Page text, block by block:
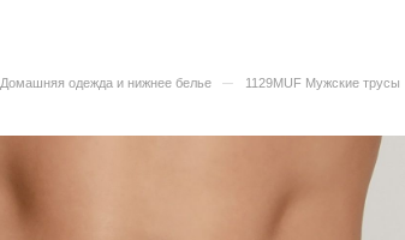
Домашняя одежда и нижнее белье – 1129MUF Мужские трусы